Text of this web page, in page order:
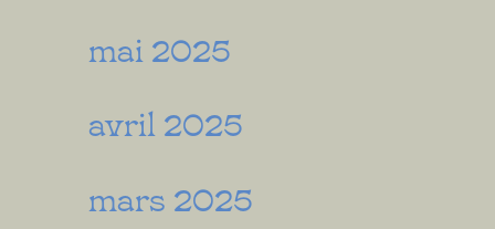
mai 2025
avril 2025
mars 2025